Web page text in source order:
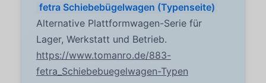
fetra Schiebebügelwagen (Typenseite)
Alternative Plattformwagen-Serie für
Lager, Werkstatt und Betrieb.
https://www.tomanro.de/883-
fetra_Schiebebuegelwagen-Typen